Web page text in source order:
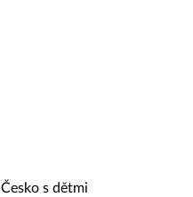
s dětmi